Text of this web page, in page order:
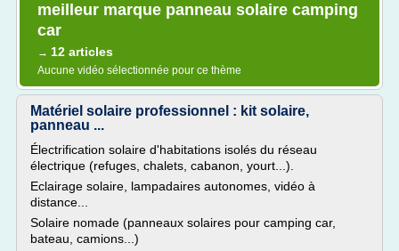
meilleur marque panneau solaire camping
car
→ 12 articles
Aucune vidéo sélectionnée pour ce thème
Matériel solaire professionnel : kit solaire,
panneau ...
Électrification solaire d'habitations isolés du réseau
électrique (refuges, chalets, cabanon, yourt...).
Eclairage solaire, lampadaires autonomes, vidéo à
distance...
Solaire nomade (panneaux solaires pour camping car,
bateau, camions...)